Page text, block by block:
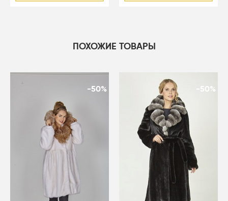
ПОХОЖИЕ ТОВАРЫ
-50% -50%